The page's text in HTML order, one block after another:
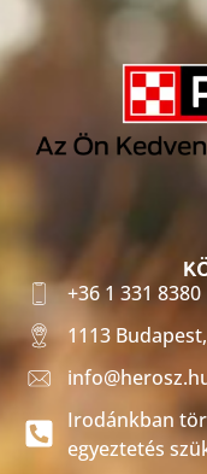
+36 1 331 8380
1113
Irodánkban
egyeztetés